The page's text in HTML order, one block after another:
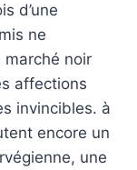
d’une
ne
noir
affections
invincibles. à
encore un
une